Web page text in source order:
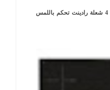
مسطح كهرباء 60 سم بلت إن - 4 شعلة رادينت تحكم باللمس